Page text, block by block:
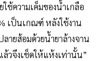
ช้ความเค็มของน้ำเกลือ
เป็นเกณฑ์ หลังใช้งาน
ายส้อมด้วยน้ำยาล้างจาน
วจึงเช็ดให้แห้งเท่านั้น”